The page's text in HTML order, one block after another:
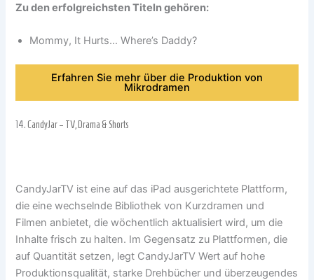
Zu den erfolgreichsten Titeln gehören:
Mommy, It Hurts… Where’s Daddy?
Erfahren Sie mehr über die Produktion von
Mikrodramen
14. CandyJar – TV, Drama & Shorts
CandyJarTV ist eine auf das iPad ausgerichtete Plattform,
die eine wechselnde Bibliothek von Kurzdramen und
Filmen anbietet, die wöchentlich aktualisiert wird, um die
Inhalte frisch zu halten. Im Gegensatz zu Plattformen, die
auf Quantität setzen, legt CandyJarTV Wert auf hohe
Produktionsqualität, starke Drehbücher und überzeugendes